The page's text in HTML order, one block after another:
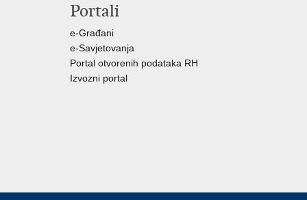
Portali
e-Građani
e-Savjetovanja
Portal otvorenih podataka RH
Izvozni portal